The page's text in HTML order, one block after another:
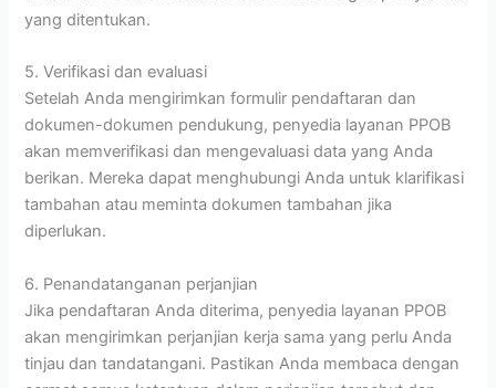
yang ditentukan.
5. Verifikasi dan evaluasi
Setelah Anda mengirimkan formulir pendaftaran dan
dokumen-dokumen pendukung, penyedia layanan PPOB
akan memverifikasi dan mengevaluasi data yang Anda
berikan. Mereka dapat menghubungi Anda untuk klarifikasi
tambahan atau meminta dokumen tambahan jika
diperlukan.
6. Penandatanganan perjanjian
Jika pendaftaran Anda diterima, penyedia layanan PPOB
akan mengirimkan perjanjian kerja sama yang perlu Anda
tinjau dan tandatangani. Pastikan Anda membaca dengan